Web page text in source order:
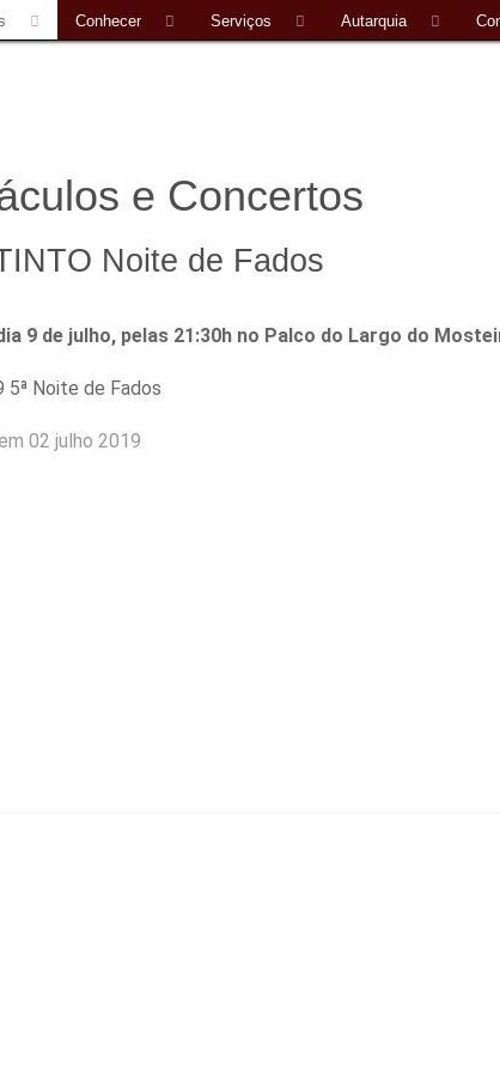
Conhecer Serviços Autarquia
e Concertos
Noite de Fados
9 de julho, pelas 21:30h no Palco do Largo do
02 julho 2019